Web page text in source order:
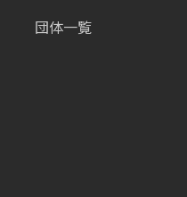
団体一覧